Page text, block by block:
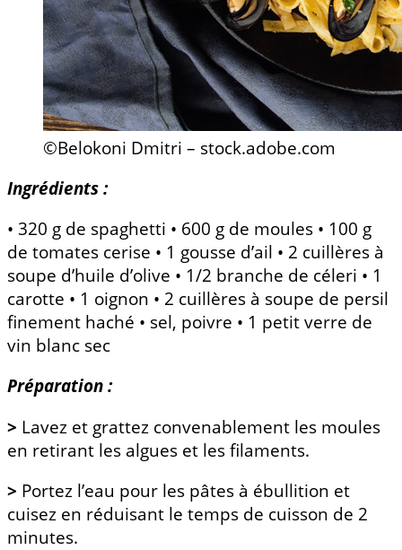
©Belokoni Dmitri – stock.adobe.com
Ingrédients :
• 320 g de spaghetti • 600 g de moules • 100 g
de tomates cerise • 1 gousse d’ail • 2 cuillères à
soupe d’huile d’olive • 1/2 branche de céleri • 1
carotte • 1 oignon • 2 cuillères à soupe de persil
finement haché • sel, poivre • 1 petit verre de
vin blanc sec
Préparation :
> Lavez et grattez convenablement les moules
en retirant les algues et les filaments.
> Portez l’eau pour les pâtes à ébullition et
cuisez en réduisant le temps de cuisson de 2
minutes.